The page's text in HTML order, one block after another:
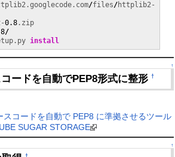
/files/httplib2-
0.8
.zip
/
install
↑
ードを自動でPEP8形式に整形†
スコードを自動で PEP8 に準拠させるツール
SUGAR STORAGE
↑